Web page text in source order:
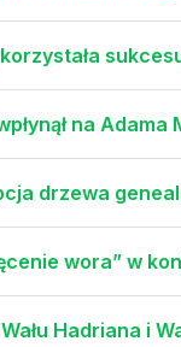
na Adama
drzewa
wora” w
Hadriana i